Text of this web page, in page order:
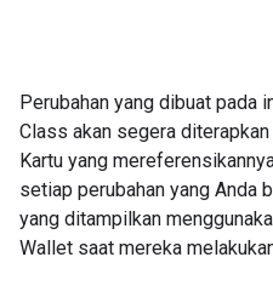
Perubahan yang dibuat pada
Class akan segera
Kartu yang
setiap perubahan yang Anda
yang ditampilkan
Wallet saat mereka